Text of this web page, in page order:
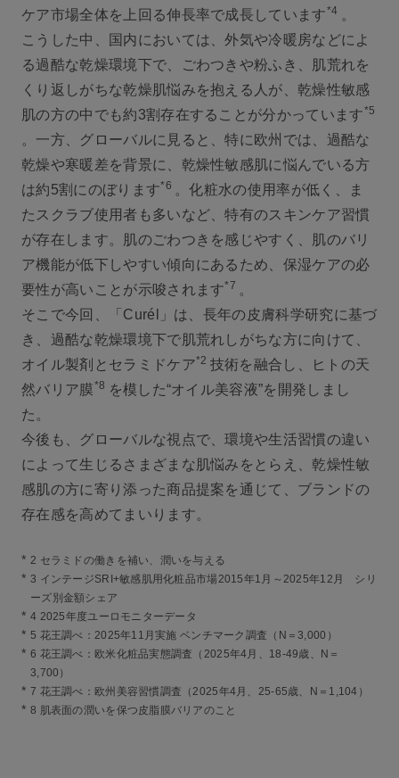
ケア市場全体を上回る伸長率で成長しています*4 。
こうした中、国内においては、外気や冷暖房などによ
る過酷な乾燥環境下で、ごわつきや粉ふき、肌荒れを
くり返しがちな乾燥肌悩みを抱える人が、乾燥性敏感
肌の方の中でも約3割存在することが分かっています*5
。一方、グローバルに見ると、特に欧州では、過酷な
乾燥や寒暖差を背景に、乾燥性敏感肌に悩んでいる方
は約5割にのぼります*6 。化粧水の使用率が低く、ま
たスクラブ使用者も多いなど、特有のスキンケア習慣
が存在します。肌のごわつきを感じやすく、肌のバリ
ア機能が低下しやすい傾向にあるため、保湿ケアの必
要性が高いことが示唆されます*7 。
そこで今回、「Curél」は、長年の皮膚科学研究に基づ
き、過酷な乾燥環境下で肌荒れしがちな方に向けて、
オイル製剤とセラミドケア*2 技術を融合し、ヒトの天
然バリア膜*8 を模した“オイル美容液”を開発しまし
た。
今後も、グローバルな視点で、環境や生活習慣の違い
によって生じるさまざまな肌悩みをとらえ、乾燥性敏
感肌の方に寄り添った商品提案を通じて、ブランドの
存在感を高めてまいります。
* 2 セラミドの働きを補い、潤いを与える
* 3 インテージSRI+敏感肌用化粧品市場2015年1月～2025年12月 シリ
ーズ別金額シェア
* 4 2025年度ユーロモニターデータ
* 5 花王調べ：2025年11月実施 ベンチマーク調査（N＝3,000）
* 6 花王調べ：欧米化粧品実態調査（2025年4月、18‐49歳、N＝
3,700）
* 7 花王調べ：欧州美容習慣調査（2025年4月、25‐65歳、N＝1,104）
* 8 肌表面の潤いを保つ皮脂膜バリアのこと